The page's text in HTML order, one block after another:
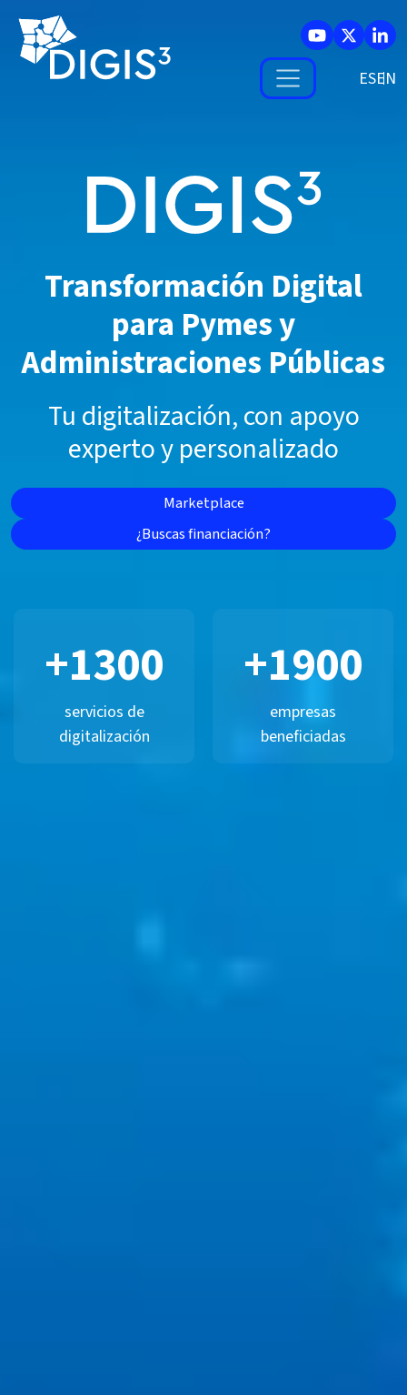
Skip to main content
ES
Transformación Digital
para Pymes y
Administraciones Públicas
Tu digitalización, con apoyo
experto y personalizado
Marketplace
¿Buscas financiación?
+1300
servicios de
digitalización
+1900
empresas
beneficiadas